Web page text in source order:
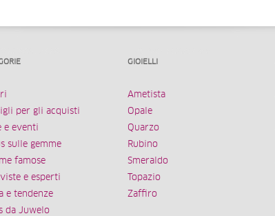
per gli acquisti
e eventi
sulle gemme
famose
e esperti
e tendenze
da Juwelo
GIOIELLI
Ametista
Opale
Quarzo
Rubino
Smeraldo
Topazio
Zaffiro